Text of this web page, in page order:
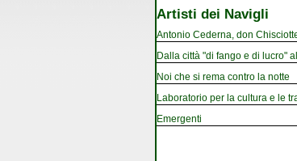
Artisti dei Navigli
Antonio Cederna, don
Dalla città "di fango e di lucro"
Noi che si rema contro la notte
Laboratorio per la cultura e le
Emergenti